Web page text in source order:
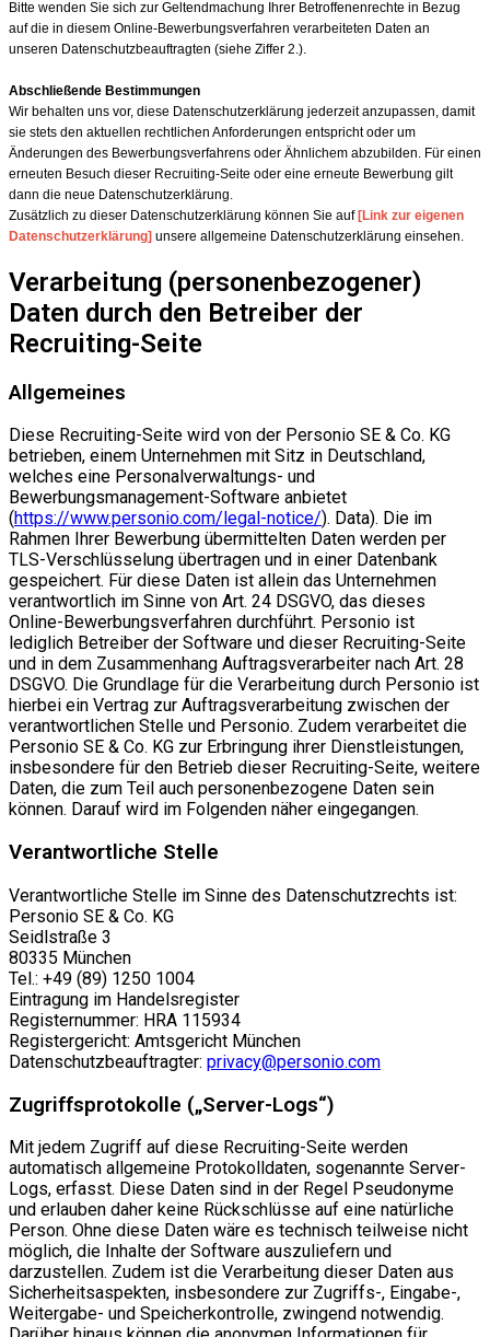
Bitte wenden Sie sich zur Geltendmachung Ihrer Betroffenenrechte in Bezug
auf die in diesem Online-Bewerbungsverfahren verarbeiteten Daten an
unseren Datenschutzbeauftragten (siehe Ziffer 2.).
Abschließende Bestimmungen
Wir behalten uns vor, diese Datenschutzerklärung jederzeit anzupassen, damit
sie stets den aktuellen rechtlichen Anforderungen entspricht oder um
Änderungen des Bewerbungsverfahrens oder Ähnlichem abzubilden. Für einen
erneuten Besuch dieser Recruiting-Seite oder eine erneute Bewerbung gilt
dann die neue Datenschutzerklärung.
Zusätzlich zu dieser Datenschutzerklärung können Sie auf[Link zur eigenen
Datenschutzerklärung] unsere allgemeine Datenschutzerklärung einsehen.
Verarbeitung (personenbezogener)
Daten durch den Betreiber der
Recruiting-Seite
Allgemeines
Diese Recruiting-Seite wird von der Personio SE & Co. KG
betrieben, einem Unternehmen mit Sitz in Deutschland,
welches eine Personalverwaltungs- und
Bewerbungsmanagement-Software anbietet
(https://www.personio.com/legal-notice/). Data). Die im
Rahmen Ihrer Bewerbung übermittelten Daten werden per
TLS-Verschlüsselung übertragen und in einer Datenbank
gespeichert. Für diese Daten ist allein das Unternehmen
verantwortlich im Sinne von Art. 24 DSGVO, das dieses
Online-Bewerbungsverfahren durchführt. Personio ist
lediglich Betreiber der Software und dieser Recruiting-Seite
und in dem Zusammenhang Auftragsverarbeiter nach Art. 28
DSGVO. Die Grundlage für die Verarbeitung durch Personio ist
hierbei ein Vertrag zur Auftragsverarbeitung zwischen der
verantwortlichen Stelle und Personio. Zudem verarbeitet die
Personio SE & Co. KG zur Erbringung ihrer Dienstleistungen,
insbesondere für den Betrieb dieser Recruiting-Seite, weitere
Daten, die zum Teil auch personenbezogene Daten sein
können. Darauf wird im Folgenden näher eingegangen.
Verantwortliche Stelle
Verantwortliche Stelle im Sinne des Datenschutzrechts ist:
Personio SE & Co. KG
Seidlstraße 3
80335 München
Tel.: +49 (89) 1250 1004
Eintragung im Handelsregister
Registernummer: HRA 115934
Registergericht: Amtsgericht München
Datenschutzbeauftragter: privacy@personio.com
Zugriffsprotokolle („Server-Logs“)
Mit jedem Zugriff auf diese Recruiting-Seite werden
automatisch allgemeine Protokolldaten, sogenannte Server-
Logs, erfasst. Diese Daten sind in der Regel Pseudonyme
und erlauben daher keine Rückschlüsse auf eine natürliche
Person. Ohne diese Daten wäre es technisch teilweise nicht
möglich, die Inhalte der Software auszuliefern und
darzustellen. Zudem ist die Verarbeitung dieser Daten aus
Sicherheitsaspekten, insbesondere zur Zugriffs-, Eingabe-,
Weitergabe- und Speicherkontrolle, zwingend notwendig.